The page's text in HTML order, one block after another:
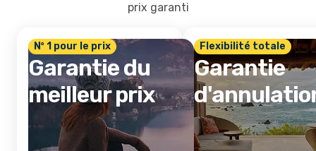
prix garanti
Nº 1 pour le prix
Garantie du
meilleur prix
Flexibilité totale
Garantie